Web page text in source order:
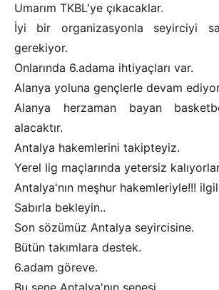
Umarım TKBL'ye çıkacaklar.
İyi bir organizasyonla seyirciyi
gerekiyor.
Onlarında 6.adama ihtiyaçları var.
Alanya yoluna gençlerle devam
Alanya herzaman bayan
alacaktır.
Antalya hakemlerini takipteyiz.
Yerel lig maçlarında yetersiz
Antalya'nın meşhur hakemleriyle!!!
Sabırla bekleyin..
Son sözümüz Antalya seyircisine.
Bütün takımlara destek.
6.adam göreve.
Bu sene Antalya'nın senesi.